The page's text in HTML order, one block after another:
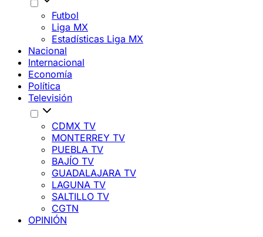
Futbol
Liga MX
Estadísticas Liga MX
Nacional
Internacional
Economía
Política
Televisión
CDMX TV
MONTERREY TV
PUEBLA TV
BAJÍO TV
GUADALAJARA TV
LAGUNA TV
SALTILLO TV
CGTN
OPINIÓN